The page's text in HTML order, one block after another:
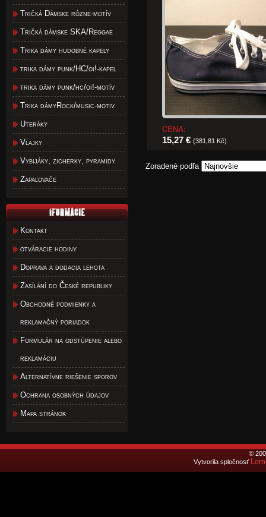
Tričká Dámske rôzne-motív
Tričká dámske SKA/Reggae
Trika dámy hudobné kapely
trika dámy punk/HC/oi!-kapel
trika dámy punk/hc/oi!-motív
Trika dámyRock/music-motiv
Uteráky
Vlajky
Vybijáky, zicherky, pyramidy
Zapaľovače
Kontakt
otváracie hodiny
Doprava a dodacia lehota
Zasílání do České republiky
Obchodné podmienky a
reklamačný poriadok
Formulár na odstúpenie alebo
reklamáciu
Alternatívne riešenie sporov
Ochrana osobných údajov
Mapa stránok
CENA:
15,27 € (381,81 Kč)
Zoradené podľa
©
Vytvorila spločnosť